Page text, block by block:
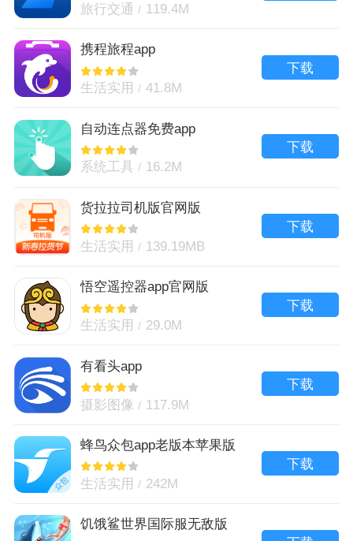
旅行交通 119.4M
携程旅程app
生活实用 41.8M
下载
自动连点器免费app
系统工具 16.2M
下载
货拉拉司机版官网版
生活实用 139.19MB
下载
悟空遥控器app官网版
生活实用 29.0M
下载
有看头app
摄影图像 117.9M
下载
蜂鸟众包app老版本苹果版
生活实用 242M
下载
饥饿鲨世界国际服无敌版